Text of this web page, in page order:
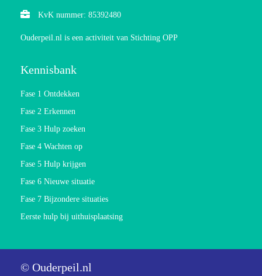
KvK nummer: 85392480
Ouderpeil.nl is een activiteit van Stichting OPP
Kennisbank
Fase 1 Ontdekken
Fase 2 Erkennen
Fase 3 Hulp zoeken
Fase 4 Wachten op
Fase 5 Hulp krijgen
Fase 6 Nieuwe situatie
Fase 7 Bijzondere situaties
Eerste hulp bij uithuisplaatsing
© Ouderpeil.nl